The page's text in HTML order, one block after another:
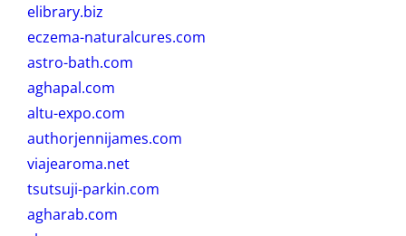
elibrary.biz
eczema-naturalcures.com
astro-bath.com
aghapal.com
altu-expo.com
authorjennijames.com
viajearoma.net
tsutsuji-parkin.com
agharab.com